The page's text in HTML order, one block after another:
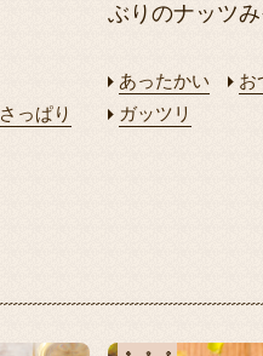
さっぱり
ぶりのナッツみ
あったかい
お
ガッツリ